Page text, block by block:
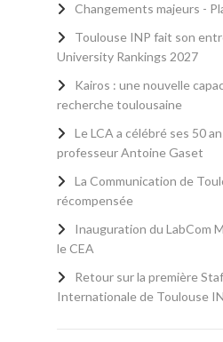
Changements majeurs -
Toulouse INP fait son
University Rankings 2027
Kairos : une nouvelle
recherche toulousaine
Le LCA a célébré ses 50
professeur Antoine Gaset
La Communication de
récompensée
Inauguration du LabCom
le CEA
Retour sur la première
Internationale de Toulouse